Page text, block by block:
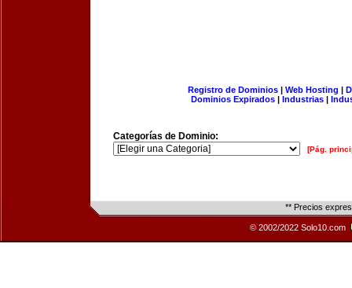
Registro de Dominios| Web Hosting |
Dominios Expirados | Industrias |
Categorías de Dominio:
[Pág.
** Precios
© 2002/2022 Solo10.com